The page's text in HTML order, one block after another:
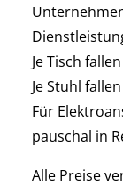
Je Tisch
Je Stuhl
Für
pauschal in
Alle Preise